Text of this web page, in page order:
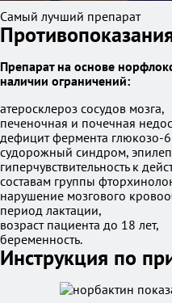
Самый лучший препарат
Препарат на основе
наличии ограничений:
атеросклероз сосудов мозга,
печеночная и почечная
дефицит фермента глюкозо-
судорожный синдром,
гиперчувствительность к
составам группы
нарушение мозгового
период лактации,
возраст пациента до 18 лет,
беременность.
Инструкция по